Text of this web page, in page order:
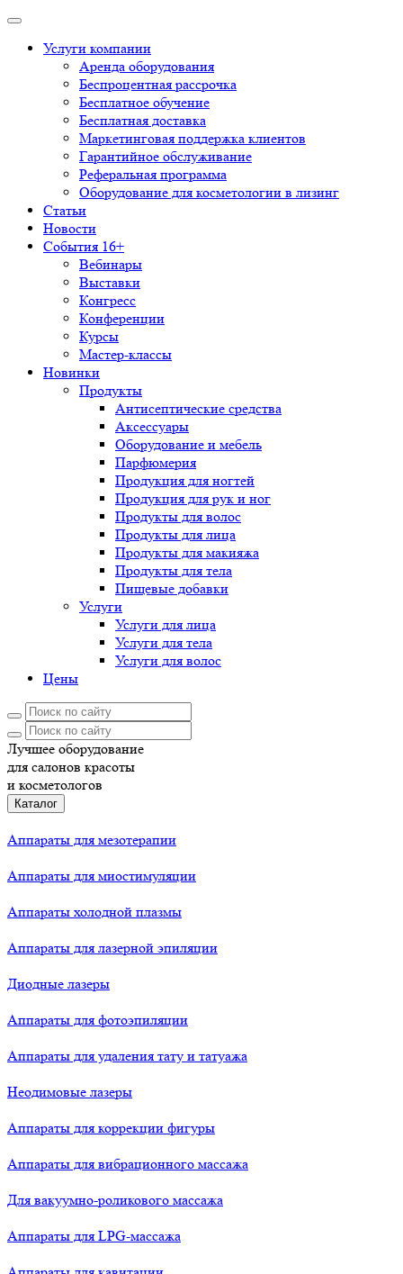
Услуги компании
Аренда оборудования
Беспроцентная рассрочка
Бесплатное обучение
Бесплатная доставка
Маркетинговая поддержка клиентов
Гарантийное обслуживание
Реферальная программа
Оборудование для косметологии в лизинг
Статьи
Новости
События 16+
Вебинары
Выставки
Конгресс
Конференции
Курсы
Мастер-классы
Новинки
Продукты
Антисептические средства
Аксессуары
Оборудование и мебель
Парфюмерия
Продукция для ногтей
Продукция для рук и ног
Продукты для волос
Продукты для лица
Продукты для макияжа
Продукты для тела
Пищевые добавки
Услуги
Услуги для лица
Услуги для тела
Услуги для волос
Цены
Лучшее оборудование
для салонов красоты
и косметологов
Каталог
Аппараты для мезотерапии
Аппараты для миостимуляции
Аппараты холодной плазмы
Аппараты для лазерной эпиляции
Диодные лазеры
Аппараты для фотоэпиляции
Аппараты для удаления тату и татуажа
Неодимовые лазеры
Аппараты для коррекции фигуры
Аппараты для вибрационного массажа
Для вакуумно-роликового массажа
Аппараты для LPG-массажа